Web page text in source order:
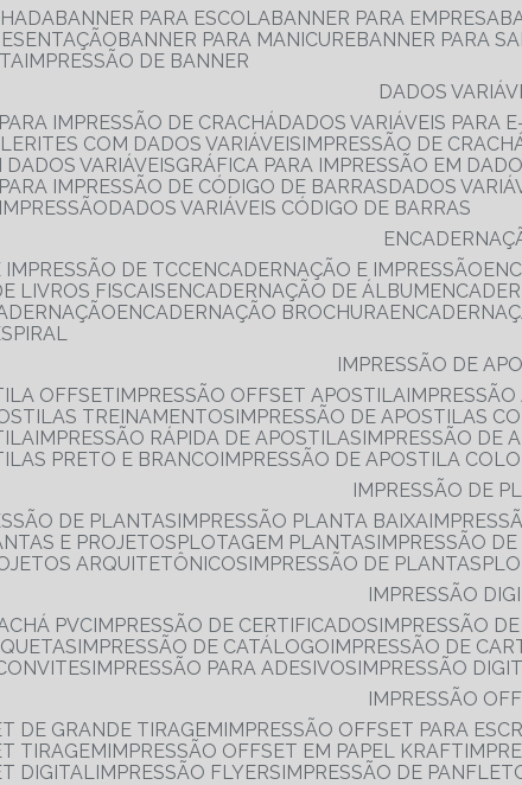
BANNER PARA ESCOLA BANNER PARA EMPRESA
BANNER PARA MANICURE BANNER PARA
IMPRESSÃO DE BANNER
DADOS
IMPRESSÃO DE CRACHÁ
DADOS VARIÁVEIS PARA
COM DADOS VARIÁVEIS IMPRESSÃO DE
DADOS VARIÁVEIS
GRÁFICA PARA IMPRESSÃO EM
PARA IMPRESSÃO DE CÓDIGO DE BARRAS
DADOS
DADOS VARIÁVEIS CÓDIGO DE BARRAS
IMPRESSÃO DE TCC
ENCADERNAÇÃO E IMPRESSÃO
LIVROS FISCAIS
ENCADERNAÇÃO DE ÁLBUM
ENCADERNAÇÃO BROCHURA
IMPRESSÃO DE
OFFSET IMPRESSÃO OFFSET APOSTILA
TREINAMENTOS IMPRESSÃO DE APOSTILAS
IMPRESSÃO RÁPIDA DE APOSTILAS IMPRESSÃO DE
PRETO E BRANCO IMPRESSÃO DE APOSTILA
IMPRESSÃO DE
DE PLANTAS IMPRESSÃO PLANTA BAIXA
E PROJETOS
PLOTAGEM PLANTAS IMPRESSÃO
ARQUITETÔNICOS IMPRESSÃO DE PLANTAS
IMPRESSÃO
PVC IMPRESSÃO DE CERTIFICADOS IMPRESSÃO
IMPRESSÃO DE CATÁLOGO IMPRESSÃO DE
IMPRESSÃO PARA ADESIVOS IMPRESSÃO
IMPRESSÃO
DE GRANDE TIRAGEM IMPRESSÃO OFFSET PARA
TIRAGEM IMPRESSÃO OFFSET EM PAPEL KRAFT
DIGITAL IMPRESSÃO FLYERS IMPRESSÃO DE